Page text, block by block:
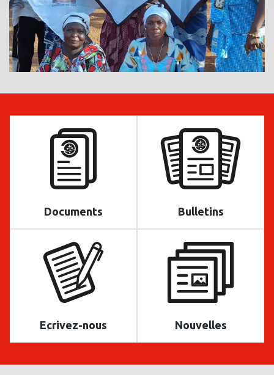
Documents Bulletins
Ecrivez-nous Nouvelles